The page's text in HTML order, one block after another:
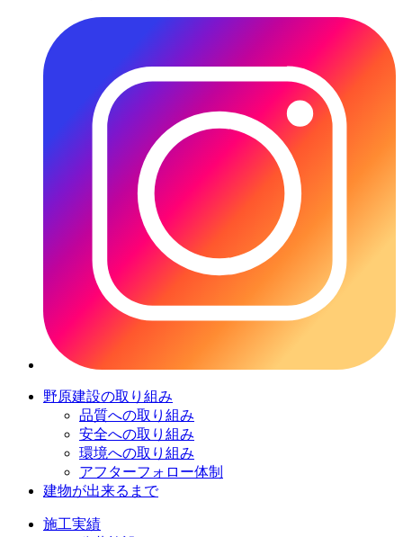
野原建設の取り組み
品質への取り組み
安全への取り組み
環境への取り組み
アフターフォロー体制
建物が出来るまで
施工実績